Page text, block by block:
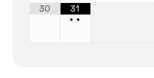
30
31
••